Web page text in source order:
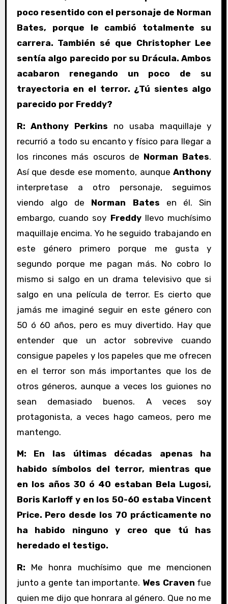
poco resentido con el personaje de Norman
Bates, porque le cambió totalmente su
carrera. También sé que Christopher Lee
sentía algo parecido por su Drácula. Ambos
acabaron renegando un poco de su
trayectoria en el terror. ¿Tú sientes algo
parecido por Freddy?
R: Anthony Perkins no usaba maquillaje y
recurrió a todo su encanto y físico para llegar a
los rincones más oscuros de Norman Bates.
Así que desde ese momento, aunqueAnthony
interpretase a otro personaje, seguimos
viendo algo de Norman Bates en él. Sin
embargo, cuando soy Freddyllevo muchísimo
maquillaje encima. Yo he seguido trabajando en
este género primero porque me gusta y
segundo porque me pagan más. No cobro lo
mismo si salgo en un drama televisivo que si
salgo en una película de terror. Es cierto que
jamás me imaginé seguir en este género con
50 ó 60 años, pero es muy divertido. Hay que
entender que un actor sobrevive cuando
consigue papeles y los papeles que me ofrecen
en el terror son más importantes que los de
otros géneros, aunque a veces los guiones no
sean demasiado buenos. A veces soy
protagonista, a veces hago cameos, pero me
mantengo.
M: En las últimas décadas apenas ha
habido símbolos del terror, mientras que
en los años 30 ó 40 estaban Bela Lugosi,
Boris Karloff y en los 50-60 estaba Vincent
Price. Pero desde los 70 prácticamente no
ha habido ninguno y creo que tú has
heredado el testigo.
R: Me honra muchísimo que me mencionen
junto a gente tan importante. Wes Craven fue
quien me dijo que honrara al género. Que no me